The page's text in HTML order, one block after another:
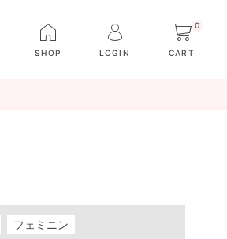
SHOP LOGIN
0
CART
フェミニン